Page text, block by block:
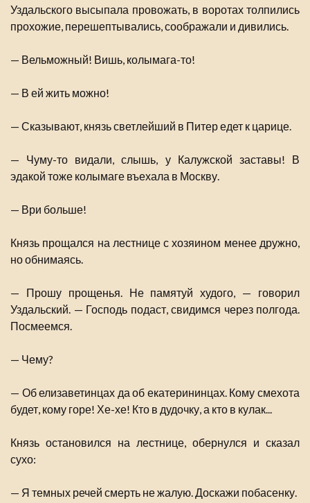
Уздальского высыпала провожать, в воротах толпились
прохожие, перешептывались, соображали и дивились.
— Вельможный! Вишь, колымага-то!
— В ей жить можно!
— Сказывают, князь светлейший в Питер едет к царице.
— Чуму-то видали, слышь, у Калужской заставы! В
эдакой тоже колымаге въехала в Москву.
— Ври больше!
Князь прощался на лестнице с хозяином менее дружно,
но обнимаясь.
— Прошу прощенья. Не памятуй худого, — говорил
Уздальский. — Господь подаст, свидимся через полгода.
Посмеемся.
— Чему?
— Об елизаветинцах да об екатерининцах. Кому смехота
будет, кому горе! Хе-хе! Кто в дудочку, а кто в кулак...
Князь остановился на лестнице, обернулся и сказал
сухо:
— Я темных речей смерть не жалую. Доскажи побасенку.